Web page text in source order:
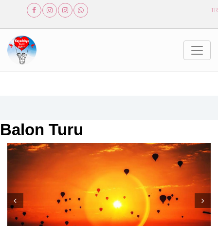
TR
Balon Turu
Prev Next